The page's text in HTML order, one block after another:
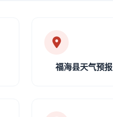
福海县天气预报